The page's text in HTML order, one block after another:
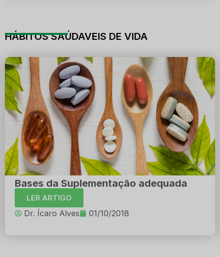
HÁBITOS SAÚDAVEIS DE VIDA
Bases da Suplementação adequada
LER ARTIGO
Dr. Ícaro Alves 01/10/2018